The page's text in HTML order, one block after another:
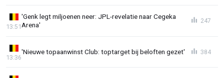
'Genk legt miljoenen neer: JPL-revelatie naar Cegeka
Arena'
13:51
247
'Nieuwe topaanwinst Club: toptarget bij beloften gezet'
13:36
384